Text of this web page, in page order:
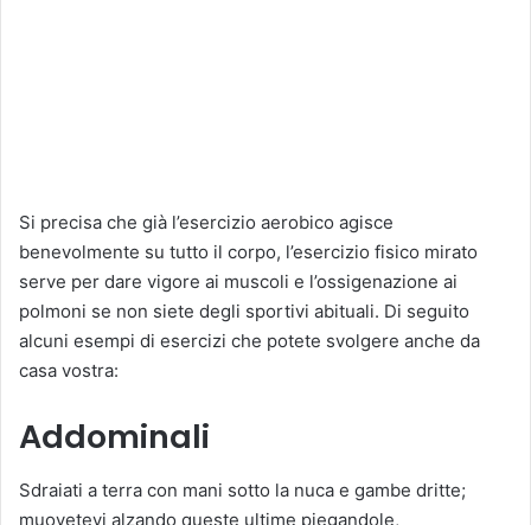
Si precisa che già l’esercizio aerobico agisce
benevolmente su tutto il corpo, l’esercizio fisico mirato
serve per dare vigore ai muscoli e l’ossigenazione ai
polmoni se non siete degli sportivi abituali. Di seguito
alcuni esempi di esercizi che potete svolgere anche da
casa vostra:
Addominali
Sdraiati a terra con mani sotto la nuca e gambe dritte;
muovetevi alzando queste ultime piegandole,